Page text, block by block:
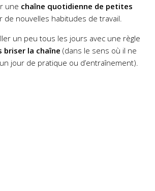
une chaîne quotidienne de petites
de nouvelles habitudes de travail.
un peu tous les jours avec une règle
briser la chaîne (dans le sens où il ne
jour de pratique ou d’entraînement).